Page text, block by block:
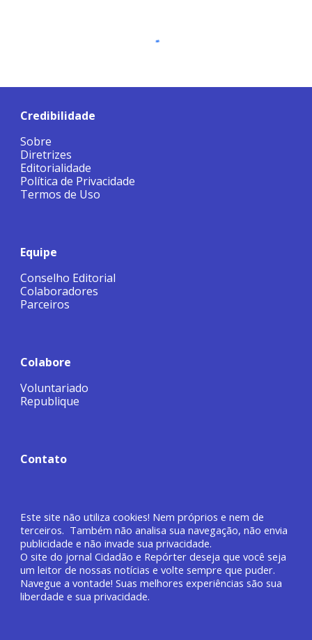
Credibilidade
Sobre
Diretrizes
Editorialidade
Política de Privacidade
Termos de Uso
Equipe
Conselho Editorial
Colaboradores
Parceiros
Colabore
Voluntariado
Republique
Contato
Este site não utiliza cookies! Nem próprios e nem de
terceiros. Também não analisa sua navegação, não envia
publicidade e não invade sua privacidade.
O site do jornalCidadão e Repórter deseja que você seja
um leitor de nossas notícias e volte sempre que puder.
Navegue a vontade! Suas melhores experiências são sua
liberdade e sua privacidade.